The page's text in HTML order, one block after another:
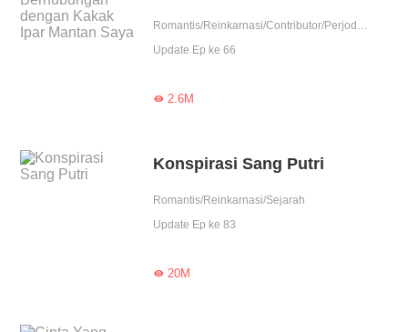
Romantis/Reinkarnasi/Contributor/Perjodohan/Balas Dendam
Update Ep ke 66
2.6M
Konspirasi Sang Putri
Romantis/Reinkarnasi/Sejarah
Update Ep ke 83
20M